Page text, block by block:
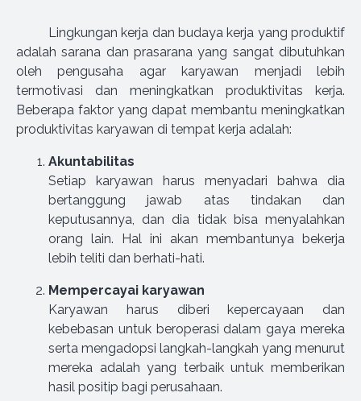
Lingkungan kerja dan budaya kerja yang produktif
adalah sarana dan prasarana yang sangat dibutuhkan
oleh pengusaha agar karyawan menjadi lebih
termotivasi dan meningkatkan produktivitas kerja.
Beberapa faktor yang dapat membantu meningkatkan
produktivitas karyawan di tempat kerja adalah:
Akuntabilitas
Setiap karyawan harus menyadari bahwa dia
bertanggung jawab atas tindakan dan
keputusannya, dan dia tidak bisa menyalahkan
orang lain. Hal ini akan membantunya bekerja
lebih teliti dan berhati-hati.
Mempercayai karyawan
Karyawan harus diberi kepercayaan dan
kebebasan untuk beroperasi dalam gaya mereka
serta mengadopsi langkah-langkah yang menurut
mereka adalah yang terbaik untuk memberikan
hasil positip bagi perusahaan.